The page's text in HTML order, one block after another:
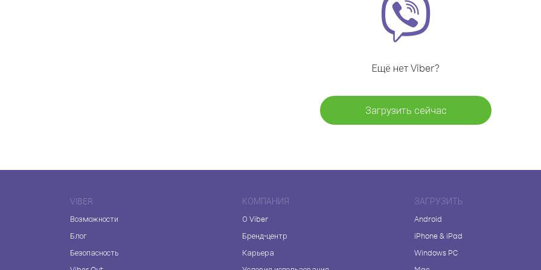
Ещё нет Viber?
Загрузить сейчас
VIBER
Возможности
Блог
Безопасность
КОМПАНИЯ
О Viber
Бренд-центр
Карьера
ЗАГРУЗИТЬ
Android
iPhone & iPad
Windows PC